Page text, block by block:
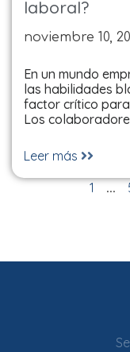
laboral?
noviembre 10,
En un mundo
las habilidades
factor crítico
Los
Leer más
Paginación
1 …